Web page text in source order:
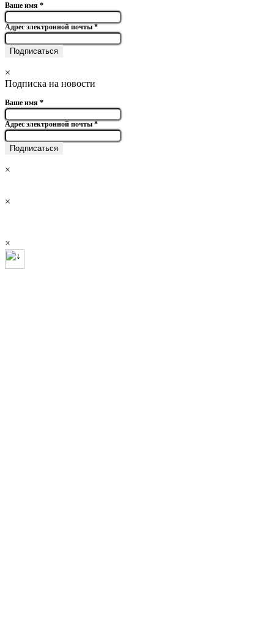
Ваше имя *
Адрес электронной почты*
×
Подписка на новости
Ваше имя *
Адрес электронной почты*
×
×
×